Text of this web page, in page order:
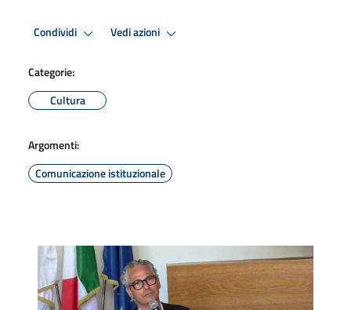
Condividi Vedi azioni
Categorie:
Cultura
Argomenti:
Comunicazione istituzionale